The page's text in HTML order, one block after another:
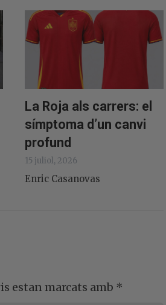
La Roja als carrers: el
símptoma d’un canvi
profund
15 juliol, 2026
Enric Casanovas
estan marcats amb *